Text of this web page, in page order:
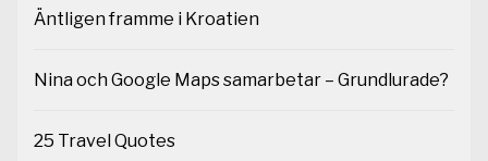
Äntligen framme i Kroatien
Nina och Google Maps samarbetar – Grundlurade?
25 Travel Quotes